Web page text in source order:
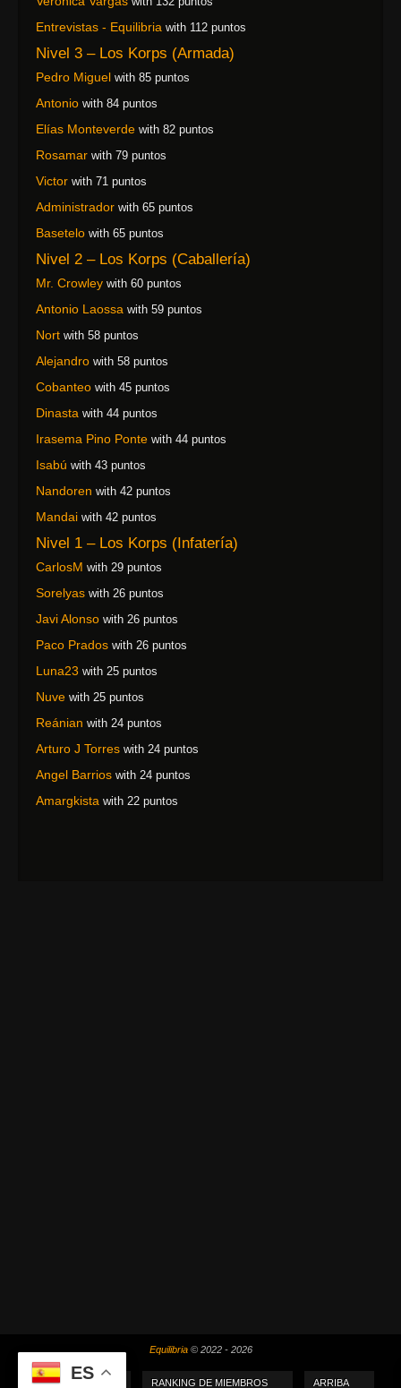
Entrevistas - Equilibria with 112 puntos
Nivel 3 – Los Korps (Armada)
Pedro Miguel with 85 puntos
Antonio with 84 puntos
Elías Monteverde with 82 puntos
Rosamar with 79 puntos
Victor with 71 puntos
Administrador with 65 puntos
Basetelo with 65 puntos
Nivel 2 – Los Korps (Caballería)
Mr. Crowley with 60 puntos
Antonio Laossa with 59 puntos
Nort with 58 puntos
Alejandro with 58 puntos
Cobanteo with 45 puntos
Dinasta with 44 puntos
Irasema Pino Ponte with 44 puntos
Isabú with 43 puntos
Nandoren with 42 puntos
Mandai with 42 puntos
Nivel 1 – Los Korps (Infatería)
CarlosM with 29 puntos
Sorelyas with 26 puntos
Javi Alonso with 26 puntos
Paco Prados with 26 puntos
Luna23 with 25 puntos
Nuve with 25 puntos
Reánian with 24 puntos
Arturo J Torres with 24 puntos
Angel Barrios with 24 puntos
Amargkista with 22 puntos
Equilibria© 2022 - 2026
MI PUNTUACIÓN RANKING DE MIEMBROS ARRIBA
ES